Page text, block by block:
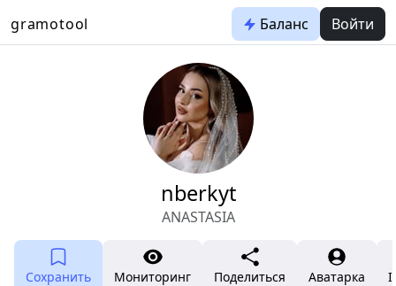
gramotool Баланс Войти
nberkyt
ANASTASIA
Сохранить Мониторинг Поделиться Аватарка